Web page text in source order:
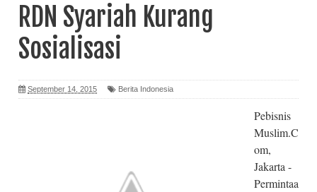
RDN Syariah Kurang
Sosialisasi
September 14, 2015 Berita Indonesia
Pebisnis
Muslim.C
om,
Jakarta -
Permintaa